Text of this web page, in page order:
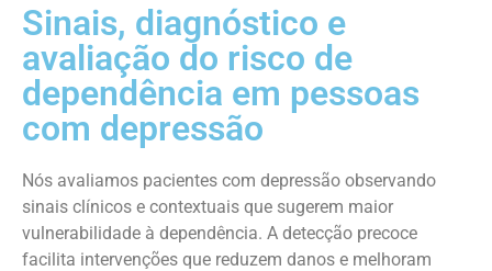
Sinais, diagnóstico e
avaliação do risco de
dependência em pessoas
com depressão
Nós avaliamos pacientes com depressão observando
sinais clínicos e contextuais que sugerem maior
vulnerabilidade à dependência. A detecção precoce
facilita intervenções que reduzem danos e melhoram